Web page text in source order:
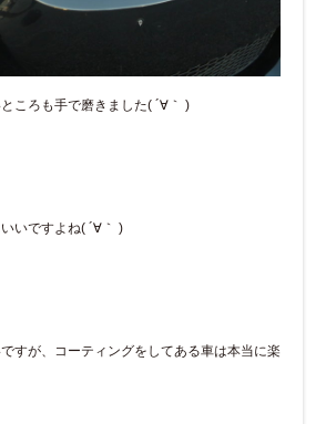
ころも手で磨きました( ´∀｀ )
いですよね( ´∀｀ )
すが、コーティングをしてある車は本当に楽